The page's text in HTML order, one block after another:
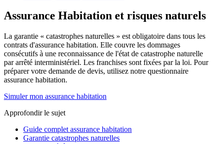
Assurance Habitation et risques naturels
La garantie « catastrophes naturelles » est obligatoire dans tous les
contrats d'assurance habitation. Elle couvre les dommages
consécutifs à une reconnaissance de l'état de catastrophe naturelle
par arrêté interministériel. Les franchises sont fixées par la loi. Pour
préparer votre demande de devis, utilisez notre questionnaire
assurance habitation.
Simuler mon assurance habitation
Approfondir le sujet
Guide complet assurance habitation
Garantie catastrophes naturelles